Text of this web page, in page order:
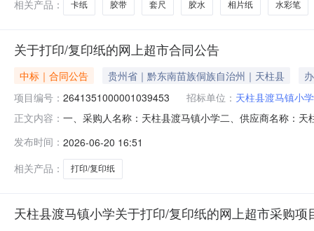
相关产品：
卡纸 胶带 套尺 胶水 相片纸 水彩笔
关于打印/复印纸的网上超市合同公告
中标｜合同公告 贵州省｜黔东南苗族侗族自治州｜天柱县
项目编号： 2641351000001039453 招标单位： 天柱县渡马镇小学
正文内容： 一、采购人名称：天柱县渡马镇小学二、供应商名称：
A470g,箱10.001701700服务要求或标的基本概况：七、
发布时间： 2026-06-20 16:51
相关产品：
打印/复印纸
天柱县渡马镇小学关于打印/复印纸的网上超市采购项